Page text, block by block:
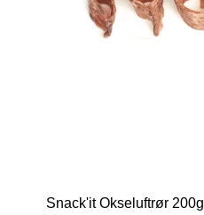
Snack'it Okseluftrør 200g